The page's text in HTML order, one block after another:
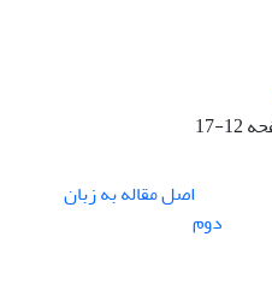
12-17
اصل مقاله به زبان
دوم